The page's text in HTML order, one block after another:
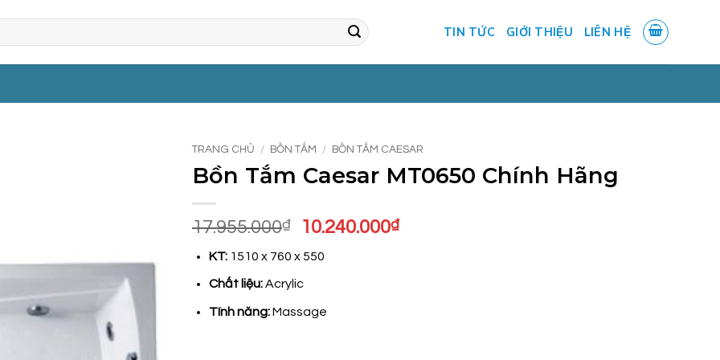
TIN TỨC GIỚI THIỆU LIÊN HỆ
TRANG CHỦ / BỒN TẮM / BỒN TẮM CAESAR
Bồn Tắm Caesar MT0650 Chính Hãng
17.955.000₫
Giá
là:
17.955.000₫.
10.240.000₫Giá
KT:1510 x 760 x 550
Chất liệu:Acrylic
Tính năng:Massage